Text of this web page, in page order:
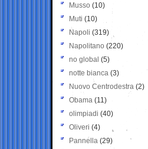
Musso (10)
Muti (10)
Napoli (319)
Napolitano (220)
no global (5)
notte bianca (3)
Nuovo Centrodestra (2)
Obama (11)
olimpiadi (40)
Oliveri (4)
Pannella (29)